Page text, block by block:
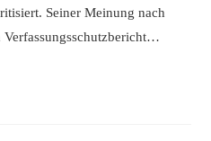
Seiner Meinung nach